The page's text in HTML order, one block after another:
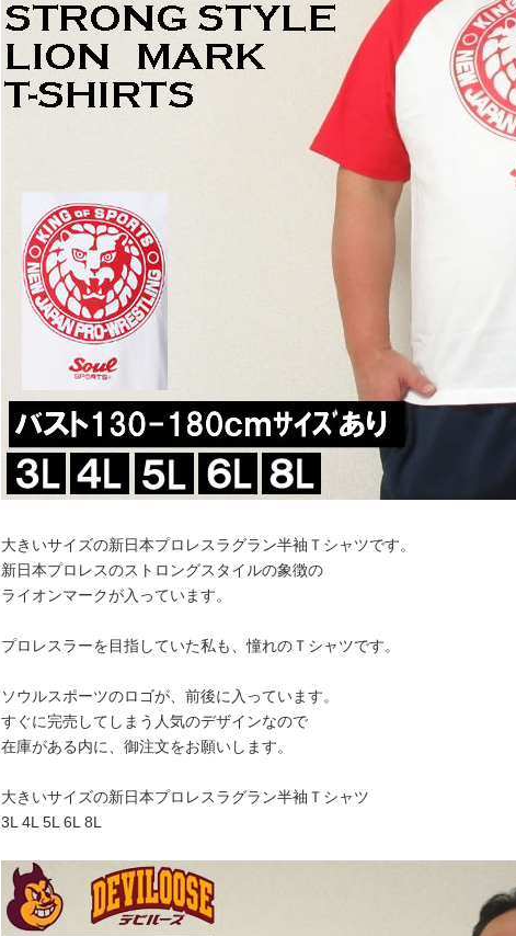
大きいサイズの新日本プロレスラグラン半袖Ｔシャツです。
新日本プロレスのストロングスタイルの象徴の
ライオンマークが入っています。
プロレスラーを目指していた私も、憧れのＴシャツです。
ソウルスポーツのロゴが、前後に入っています。
すぐに完売してしまう人気のデザインなので
在庫がある内に、御注文をお願いします。
大きいサイズの新日本プロレスラグラン半袖Ｔシャツ
3L 4L 5L 6L 8L